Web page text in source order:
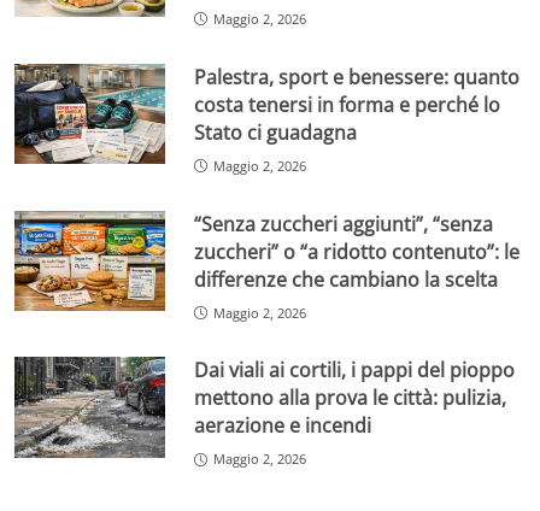
Maggio 2, 2026
Palestra, sport e benessere: quanto
costa tenersi in forma e perché lo
Stato ci guadagna
Maggio 2, 2026
“Senza zuccheri aggiunti”, “senza
zuccheri” o “a ridotto contenuto”: le
differenze che cambiano la scelta
Maggio 2, 2026
Dai viali ai cortili, i pappi del pioppo
mettono alla prova le città: pulizia,
aerazione e incendi
Maggio 2, 2026